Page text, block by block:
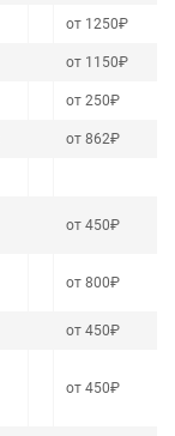
от 1250₽
от 1150₽
от 250₽
от 862₽
от 450₽
от 800₽
от 450₽
от 450₽